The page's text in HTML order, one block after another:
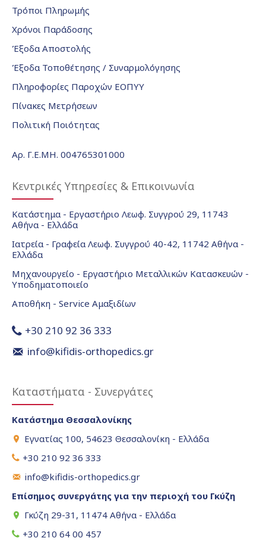
Τρόποι Πληρωμής
Χρόνοι Παράδοσης
Έξοδα Αποστολής
Έξοδα Τοποθέτησης / Συναρμολόγησης
Πληροφορίες Παροχών ΕΟΠΥΥ
Πίνακες Μετρήσεων
Πολιτική Ποιότητας
Αρ. Γ.Ε.ΜΗ. 004765301000
Κεντρικές Υπηρεσίες & Επικοινωνία
Κατάστημα - Εργαστήριο Λεωφ. Συγγρού 29, 11743
Αθήνα - Ελλάδα
Ιατρεία - Γραφεία Λεωφ. Συγγρού 40-42, 11742 Αθήνα -
Ελλάδα
Μηχανουργείο - Εργαστήριο Μεταλλικών Κατασκευών -
Υποδηματοποιείο
Αποθήκη - Service Αμαξιδίων
+30 210 92 36 333
info@kifidis-orthopedics.gr
Καταστήματα - Συνεργάτες
Κατάστημα Θεσσαλονίκης
Εγνατίας 100, 54623 Θεσσαλονίκη - Ελλάδα
+30 210 92 36 333
info@kifidis-orthopedics.gr
Επίσημος συνεργάτης για την περιοχή του Γκύζη
Γκύζη 29-31, 11474 Αθήνα - Ελλάδα
+30 210 64 00 457